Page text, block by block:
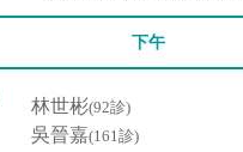
下午
林世彬(92診)
吳晉嘉(161診)